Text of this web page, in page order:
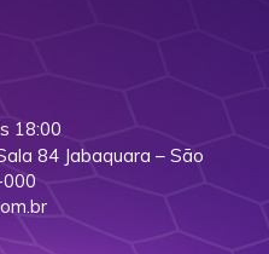
18:00
84 Jabaquara – São